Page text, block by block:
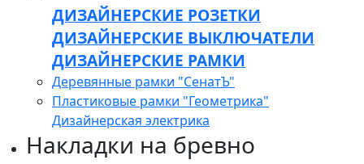
ДИЗАЙНЕРСКИЕ РОЗЕТКИ
ДИЗАЙНЕРСКИЕ ВЫКЛЮЧАТЕЛИ
ДИЗАЙНЕРСКИЕ РАМКИ
Деревянные рамки "СенатЪ"
Пластиковые рамки "Геометрика"
Дизайнерская электрика
Накладки на бревно